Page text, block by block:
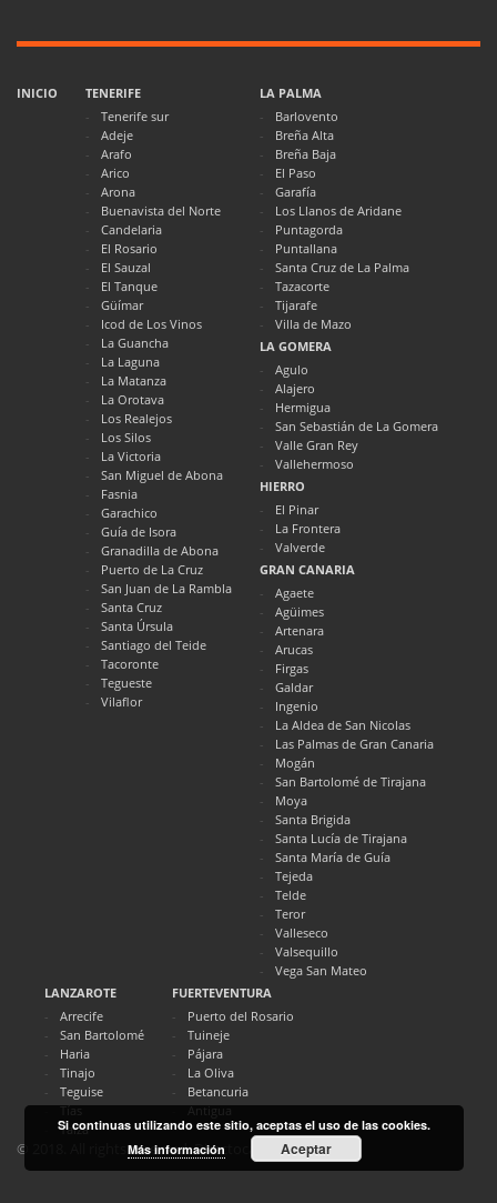
INICIO
TENERIFE
Tenerife sur
Adeje
Arafo
Arico
Arona
Buenavista del Norte
Candelaria
El Rosario
El Sauzal
El Tanque
Güímar
Icod de Los Vinos
La Guancha
La Laguna
La Matanza
La Orotava
Los Realejos
Los Silos
La Victoria
San Miguel de Abona
Fasnia
Garachico
Guía de Isora
Granadilla de Abona
Puerto de La Cruz
San Juan de La Rambla
Santa Cruz
Santa Úrsula
Santiago del Teide
Tacoronte
Tegueste
Vilaflor
LA PALMA
Barlovento
Breña Alta
Breña Baja
El Paso
Garafía
Los Llanos de Aridane
Puntagorda
Puntallana
Santa Cruz de La Palma
Tazacorte
Tijarafe
Villa de Mazo
LA GOMERA
Agulo
Alajero
Hermigua
San Sebastián de La Gomera
Valle Gran Rey
Vallehermoso
HIERRO
El Pinar
La Frontera
Valverde
GRAN CANARIA
Agaete
Agüimes
Artenara
Arucas
Firgas
Galdar
Ingenio
La Aldea de San Nicolas
Las Palmas de Gran Canaria
Mogán
San Bartolomé de Tirajana
Moya
Santa Brigida
Santa Lucía de Tirajana
Santa María de Guía
Tejeda
Telde
Teror
Valleseco
Valsequillo
Vega San Mateo
LANZAROTE
Arrecife
San Bartolomé
Haria
Tinajo
Teguise
Tías
Yaiza
FUERTEVENTURA
Puerto del Rosario
Tuineje
Pájara
La Oliva
Betancuria
Antigua
© 2018. All rights reserved. Directocanarias.com
Si continuas utilizando este sitio, aceptas el uso de las cookies.
Más información
Aceptar